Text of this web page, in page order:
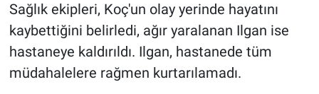
Sağlık ekipleri, Koç'un olay yerinde hayatını
kaybettiğini belirledi, ağır yaralanan Ilgan ise
hastaneye kaldırıldı. Ilgan, hastanede tüm
müdahalelere rağmen kurtarılamadı.
Nedir
Popüler